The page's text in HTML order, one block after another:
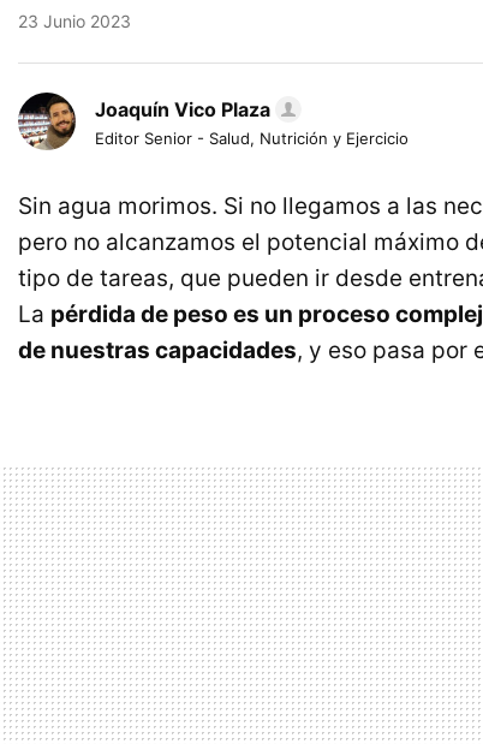
23 Junio 2023
Joaquín Vico Plaza
Editor Senior - Salud, Nutrición y Ejercicio
Sin agua morimos. Si no llegamos a las
pero no alcanzamos el potencial máximo
tipo de tareas, que pueden ir desde
La pérdida de peso es un proceso
de nuestras capacidades, y eso pasa por